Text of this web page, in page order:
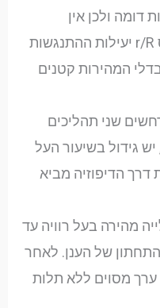
דומה ולכן אין
התנגשות. עם עליית ערך היחס r/R יעילות ההתנגשות
מכן, הבדלי המהירות קטנים
שני תהליכים
גידול בשיעור העל
דרך הדיפוזיה מביא
מהירה בעל רוויה עד
של הענן. לאחר
ערך מסוים ללא תלות